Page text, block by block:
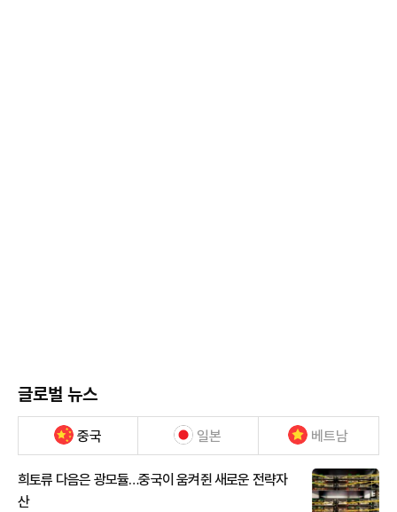
글로벌 뉴스
중국 일본 베트남
희토류 다음은 광모듈…중국이 움켜쥔 새로운 전략자
산